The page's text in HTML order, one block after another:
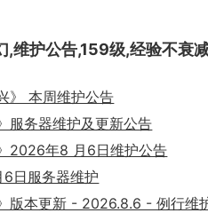
,维护公告,159级,经验不衰
》 本周维护公告
服务器维护及更新公告
2026年8 月6日维护公告
6日服务器维护
版本更新 - 2026.8.6 - 例行维